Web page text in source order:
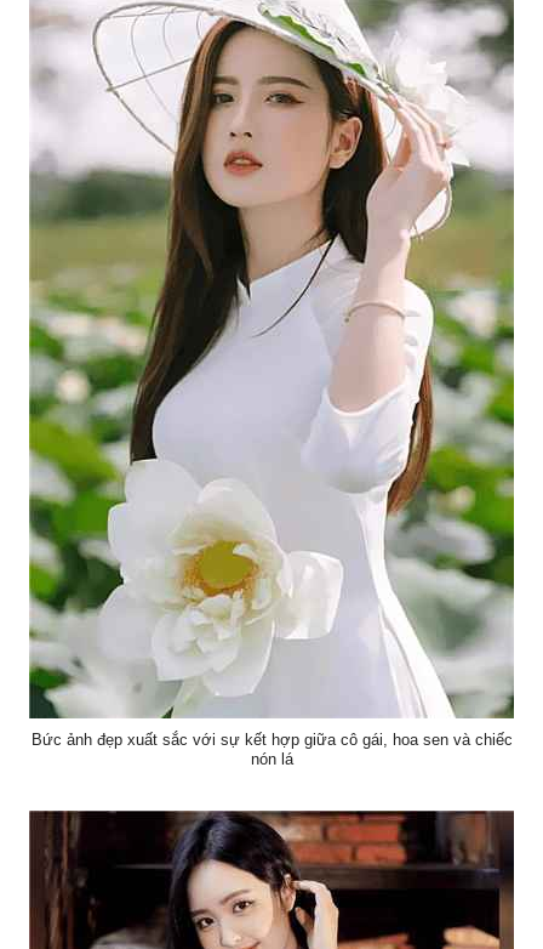
Bức ảnh đẹp xuất sắc với sự kết hợp giữa cô gái, hoa sen và chiếc
nón lá